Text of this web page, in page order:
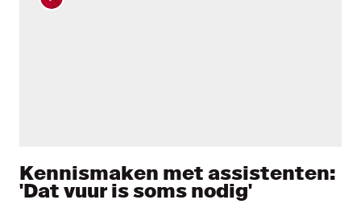
Kennismaken met assistenten:
'Dat vuur is soms nodig'